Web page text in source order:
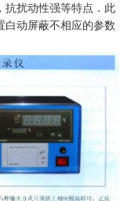
抗扰动性强等特点．此
白动屏蔽不相应的参数